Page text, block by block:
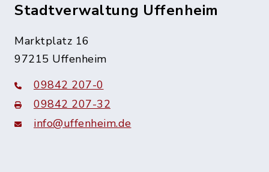
Stadtverwaltung Uffenheim
Marktplatz 16
97215 Uffenheim
09842 207-0
09842 207-32
info@uffenheim.de